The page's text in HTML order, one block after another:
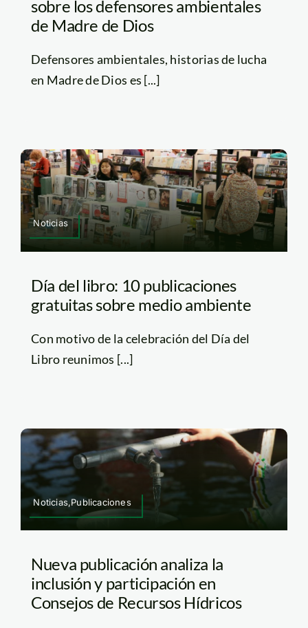
sobre los defensores ambientales
de Madre de Dios
Defensores ambientales, historias de lucha
en Madre de Dios es [...]
Noticias
Día del libro: 10 publicaciones
gratuitas sobre medio ambiente
Con motivo de la celebración del Día del
Libro reunimos [...]
Noticias,Publicaciones
Nueva publicación analiza la
inclusión y participación en
Consejos de Recursos Hídricos